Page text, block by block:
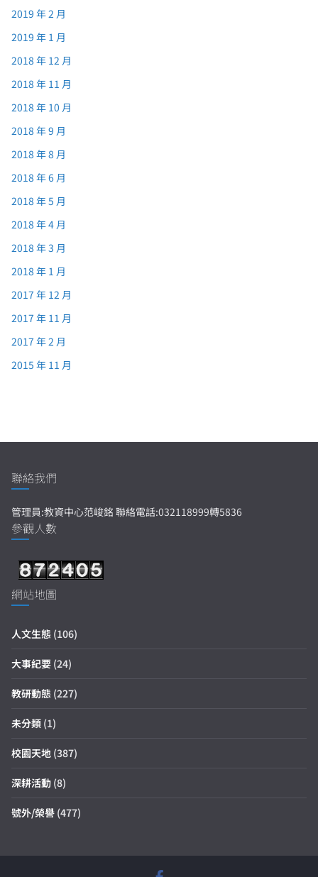
2019 年 2 月
2019 年 1 月
2018 年 12 月
2018 年 11 月
2018 年 10 月
2018 年 9 月
2018 年 8 月
2018 年 6 月
2018 年 5 月
2018 年 4 月
2018 年 3 月
2018 年 1 月
2017 年 12 月
2017 年 11 月
2017 年 2 月
2015 年 11 月
聯絡我們
管理員:教資中心范峻銘 聯絡電話:032118999轉5836
參觀人數
網站地圖
人文生態 (106)
大事紀要 (24)
教研動態 (227)
未分類 (1)
校園天地 (387)
深耕活動 (8)
號外/榮譽 (477)